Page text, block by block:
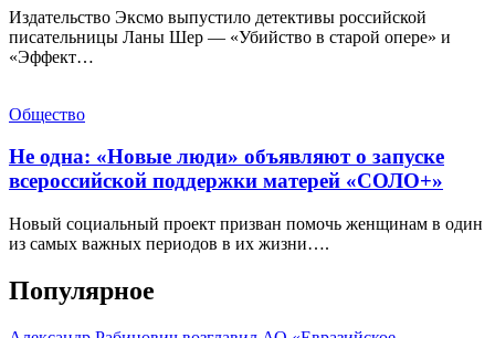
Издательство Эксмо выпустило детективы российской
писательницы Ланы Шер — «Убийство в старой опере» и
«Эффект…
Общество
Не одна: «Новые люди» объявляют о запуске
всероссийской поддержки матерей «СОЛО+»
Новый социальный проект призван помочь женщинам в один
из самых важных периодов в их жизни….
Популярное